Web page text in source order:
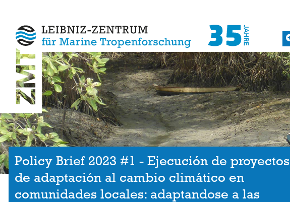
Policy Brief 2023 #1 - Ejecución de proyectos
de adaptación al cambio climático en
comunidades locales: adaptandose a las